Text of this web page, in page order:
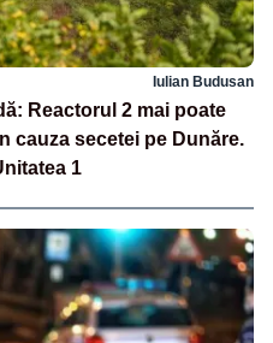
Iulian Budusan
Reactorul 2 mai poate
cauza secetei pe Dunăre.
1